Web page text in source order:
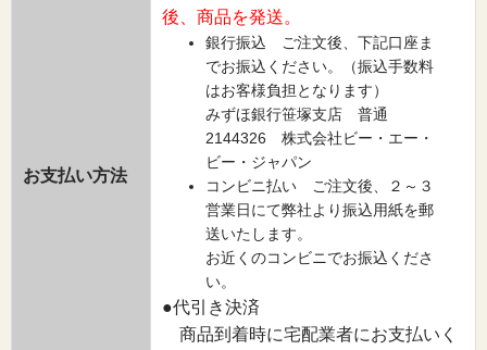
お支払い方法
後、商品を発送。
銀行振込 ご注文後、下記口座ま
でお振込ください。（振込手数料
はお客様負担となります）
みずほ銀行笹塚支店 普通
2144326 株式会社ビー・エー・
ビー・ジャパン
コンビニ払い ご注文後、２～３
営業日にて弊社より振込用紙を郵
送いたします。
お近くのコンビニでお振込くださ
い。
●代引き決済
商品到着時に宅配業者にお支払いく